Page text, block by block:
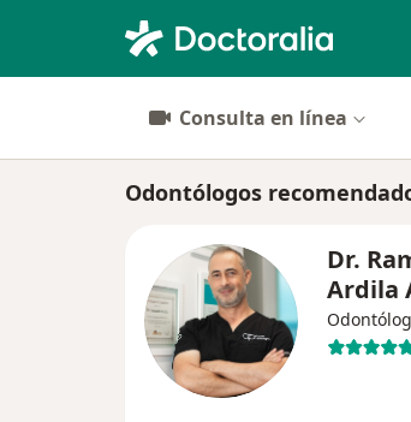
Consulta en línea
Odontólogos
Dr.
Ardila